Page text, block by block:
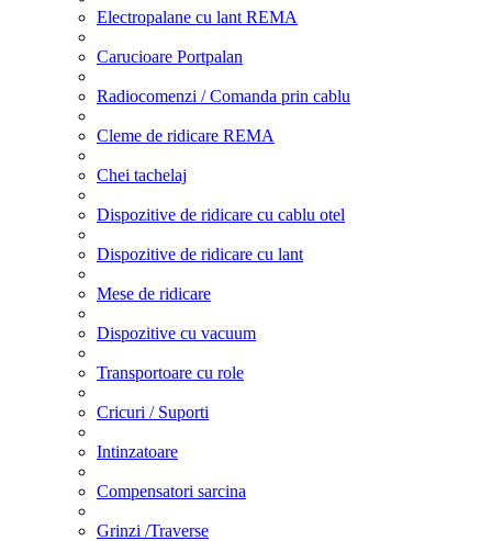
Electropalane cu lant REMA
Carucioare Portpalan
Radiocomenzi / Comanda prin cablu
Cleme de ridicare REMA
Chei tachelaj
Dispozitive de ridicare cu cablu otel
Dispozitive de ridicare cu lant
Mese de ridicare
Dispozitive cu vacuum
Transportoare cu role
Cricuri / Suporti
Intinzatoare
Compensatori sarcina
Grinzi /Traverse